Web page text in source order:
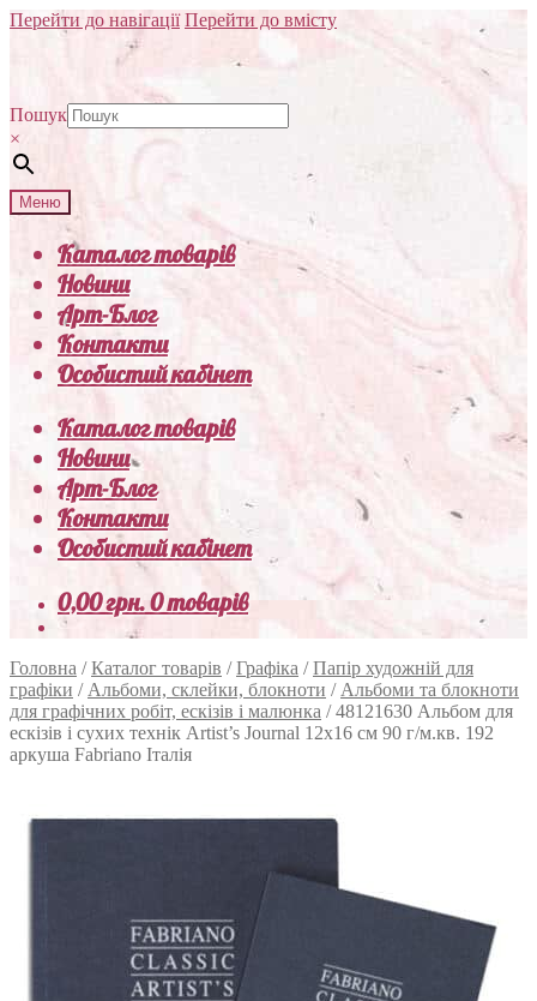
Перейти до навігації Перейти до вмісту
Пошук
×
Меню
Каталог товарів
Новини
Арт-Блог
Контакти
Особистий кабінет
Каталог товарів
Новини
Арт-Блог
Контакти
Особистий кабінет
0,00грн.0 товарів
Головна /Каталог товарів /Графіка /Папір художній для
графіки / Альбоми, склейки, блокноти / Альбоми та блокноти
для графічних робіт, ескізів і малюнка /48121630 Альбом для
ескізів і сухих технік Artist’s Journal 12х16 см 90 г/м.кв. 192
аркуша Fabriano Італія